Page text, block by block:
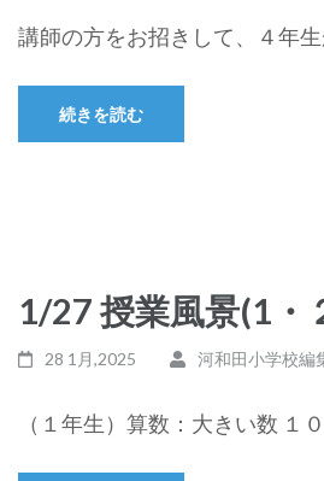
講師の方をお招きして、４年
続きを読む
1/27 授業風景(1・
28 1月,2025 河和田小学校編
（１年生）算数：大きい数 １